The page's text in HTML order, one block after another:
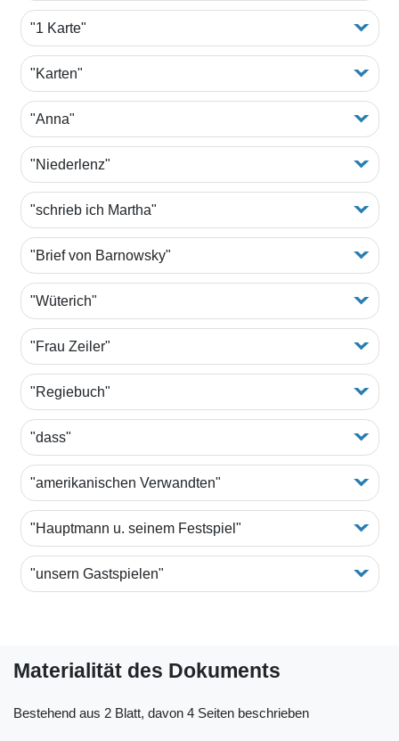
"1 Karte"
"Karten"
"Anna"
"Niederlenz"
"schrieb ich Martha"
"Brief von Barnowsky"
"Wüterich"
"Frau Zeiler"
"Regiebuch"
"dass"
"amerikanischen Verwandten"
"Hauptmann u. seinem Festspiel"
"unsern Gastspielen"
Materialität des Dokuments
Bestehend aus 2 Blatt, davon 4 Seiten beschrieben